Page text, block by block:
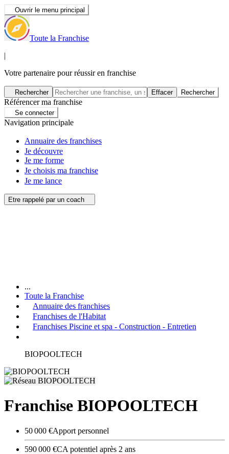
Ouvrir le menu principal
Toute la Franchise
|
Votre partenaire pour réussir en franchise
Rechercher Effacer Rechercher
Référencer ma franchise
Se connecter
Navigation principale
Annuaire des franchises
Je découvre
Je me forme
Je choisis ma franchise
Je me lance
Etre rappelé par un coach
...
Toute la Franchise
Annuaire des franchises
Franchises de l'Habitat
Franchises Piscine et spa - Construction - Entretien
BIOPOOLTECH
Franchise BIOPOOLTECH
50 000 €Apport personnel
590 000 €CA potentiel après 2 ans